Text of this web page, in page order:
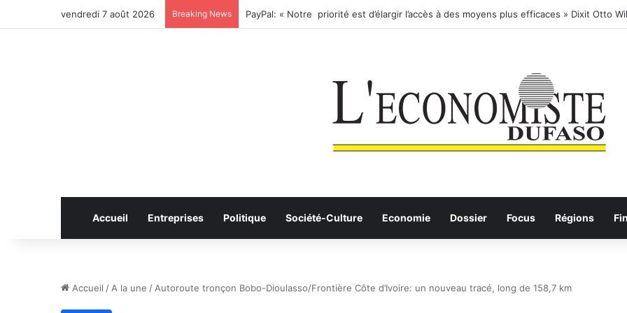
vendredi 7 août 2026 Breaking News
Accueil Entreprises Politique Société-Culture Economie Dossier Focus Régions
Accueil / A la une / Autoroute tronçon Bobo-Dioulasso/Frontière Côte d’Ivoire: un nouveau tracé, long de 158,7 km